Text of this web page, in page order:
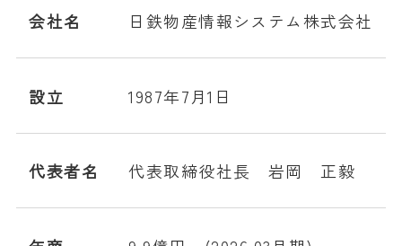
会社名 日鉄物産情報システム株式会社
設立 1987年7月1日
代表者名 代表取締役社長 岩岡 正毅